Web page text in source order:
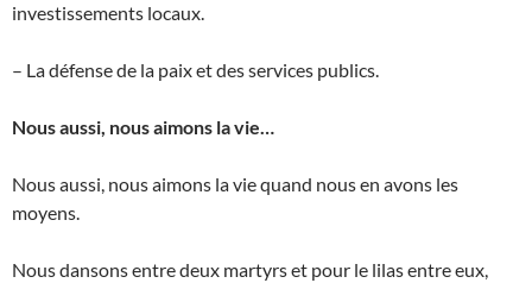
investissements locaux.
– La défense de la paix et des services publics.
Nous aussi, nous aimons la vie…
Nous aussi, nous aimons la vie quand nous en avons les
moyens.
Nous dansons entre deux martyrs et pour le lilas entre eux,